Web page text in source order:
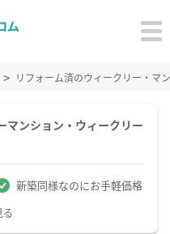
リフォーム済のウィークリー・マ
マンション・ウィークリー
新築同様なのにお手軽価格
る